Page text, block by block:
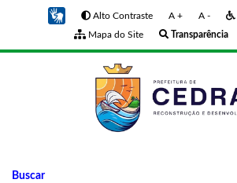
Alto Contraste A + A -
Mapa do Site
Transparência
Buscar